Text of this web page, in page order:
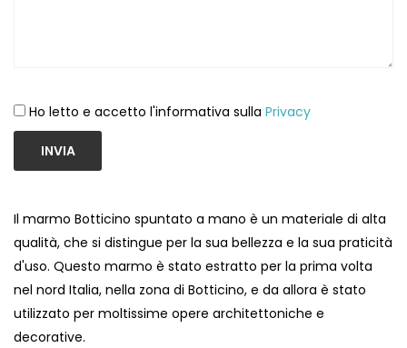
Ho letto e accetto l'informativa sulla Privacy
INVIA
Il marmo Botticino spuntato a mano è un materiale di alta
qualità, che si distingue per la sua bellezza e la sua praticità
d'uso. Questo marmo è stato estratto per la prima volta
nel nord Italia, nella zona di Botticino, e da allora è stato
utilizzato per moltissime opere architettoniche e
decorative.